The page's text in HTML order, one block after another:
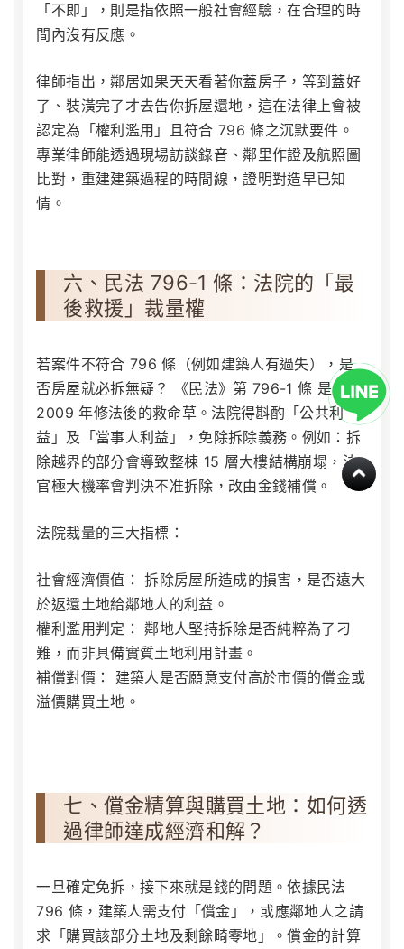
「不即」，則是指依照一般社會經驗，在合理的時
間內沒有反應。
律師指出，鄰居如果天天看著你蓋房子，等到蓋好
了、裝潢完了才去告你拆屋還地，這在法律上會被
認定為「權利濫用」且符合 796 條之沉默要件。
專業律師能透過現場訪談錄音、鄰里作證及航照圖
比對，重建建築過程的時間線，證明對造早已知
情。
六、民法 796-1 條：法院的「最
後救援」裁量權
若案件不符合 796 條（例如建築人有過失），是
否房屋就必拆無疑？ 《民法》第 796-1 條 是
2009 年修法後的救命草。法院得斟酌「公共利
益」及「當事人利益」，免除拆除義務。例如：拆
除越界的部分會導致整棟 15 層大樓結構崩塌，法
官極大機率會判決不准拆除，改由金錢補償。
法院裁量的三大指標：
社會經濟價值： 拆除房屋所造成的損害，是否遠大
於返還土地給鄰地人的利益。
權利濫用判定： 鄰地人堅持拆除是否純粹為了刁
難，而非具備實質土地利用計畫。
補償對價：
建築人是否願意支付高於市價的償金或
溢價購買土地。
七、償金精算與購買土地：如何透
過律師達成經濟和解？
一旦確定免拆，接下來就是錢的問題。依據民法
796 條，建築人需支付「償金」，或應鄰地人之請
求「購買該部分土地及剩餘畸零地」。償金的計算